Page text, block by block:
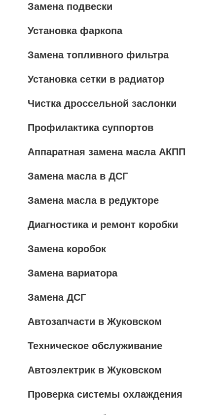
Замена подвески
Установка фаркопа
Замена топливного фильтра
Установка сетки в радиатор
Чистка дроссельной заслонки
Профилактика суппортов
Аппаратная замена масла АКПП
Замена масла в ДСГ
Замена масла в редукторе
Диагностика и ремонт коробки
Замена коробок
Замена вариатора
Замена ДСГ
Автозапчасти в Жуковском
Техническое обслуживание
Автоэлектрик в Жуковском
Проверка системы охлаждения